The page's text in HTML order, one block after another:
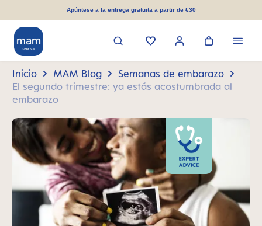
Apúntese a la entrega gratuita a partir de €30
Inicio MAM Blog
Semanas de embarazo
El segundo trimestre: ya estás acostumbrada al
embarazo